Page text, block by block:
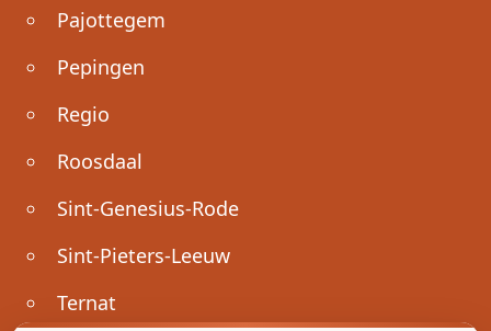
Pajottegem
Pepingen
Regio
Roosdaal
Sint-Genesius-Rode
Sint-Pieters-Leeuw
Ternat